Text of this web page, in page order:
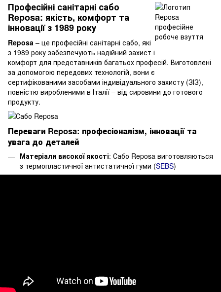
Професійні санітарні сабо
Reposa: якість, комфорт та
інновації з 1989 року
Reposa – це професійні санітарні сабо, які
з 1989 року забезпечують надійний захист і
комфорт для представників багатьох професій. Виготовлені
за допомогою передових технологій, вони є
сертифікованими засобами індивідуального захисту (ЗІЗ),
повністю виробленими в Італії – від сировини до готового
продукту.
Переваги Reposa: професіоналізм, інновації та
увага до деталей
Матеріали високої якості: Сабо Reposa виготовляються
з термопластичної антистатичної гуми (SEBS)